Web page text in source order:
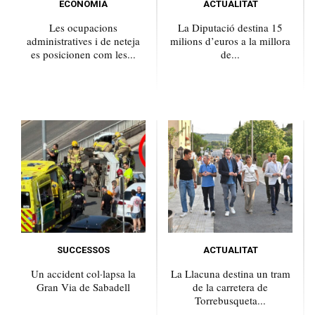
ECONOMIA
Les ocupacions
administratives i de neteja
es posicionen com les...
ACTUALITAT
La Diputació destina 15
milions d’euros a la millora
de...
SUCCESSOS
Un accident col·lapsa la
Gran Via de Sabadell
ACTUALITAT
La Llacuna destina un tram
de la carretera de
Torrebusqueta...